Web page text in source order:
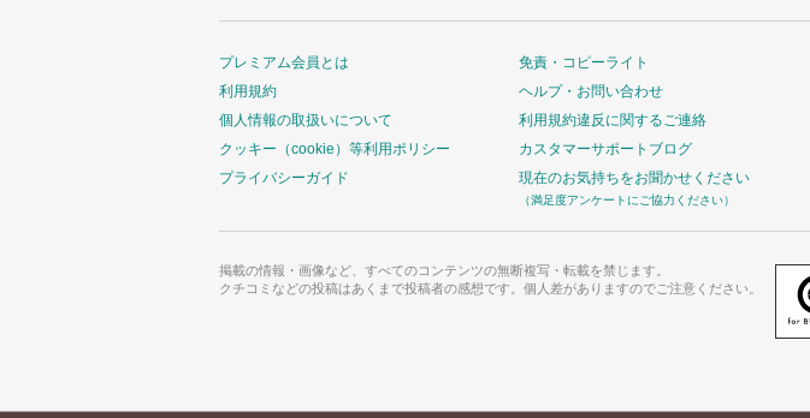
プレミアム会員とは
利用規約
個人情報の取扱いについて
クッキー（cookie）等利用ポリシー
プライバシーガイド
免責・コピーライト
ヘルプ・お問い合わせ
利用規約違反に関するご連絡
カスタマーサポートブログ
現在のお気持ちをお聞かせください
（満足度アンケートにご協力ください）
掲載の情報・画像など、すべてのコンテンツの無断複写・転載を禁じます。
クチコミなどの投稿はあくまで投稿者の感想です。個人差がありますのでご注意ください。